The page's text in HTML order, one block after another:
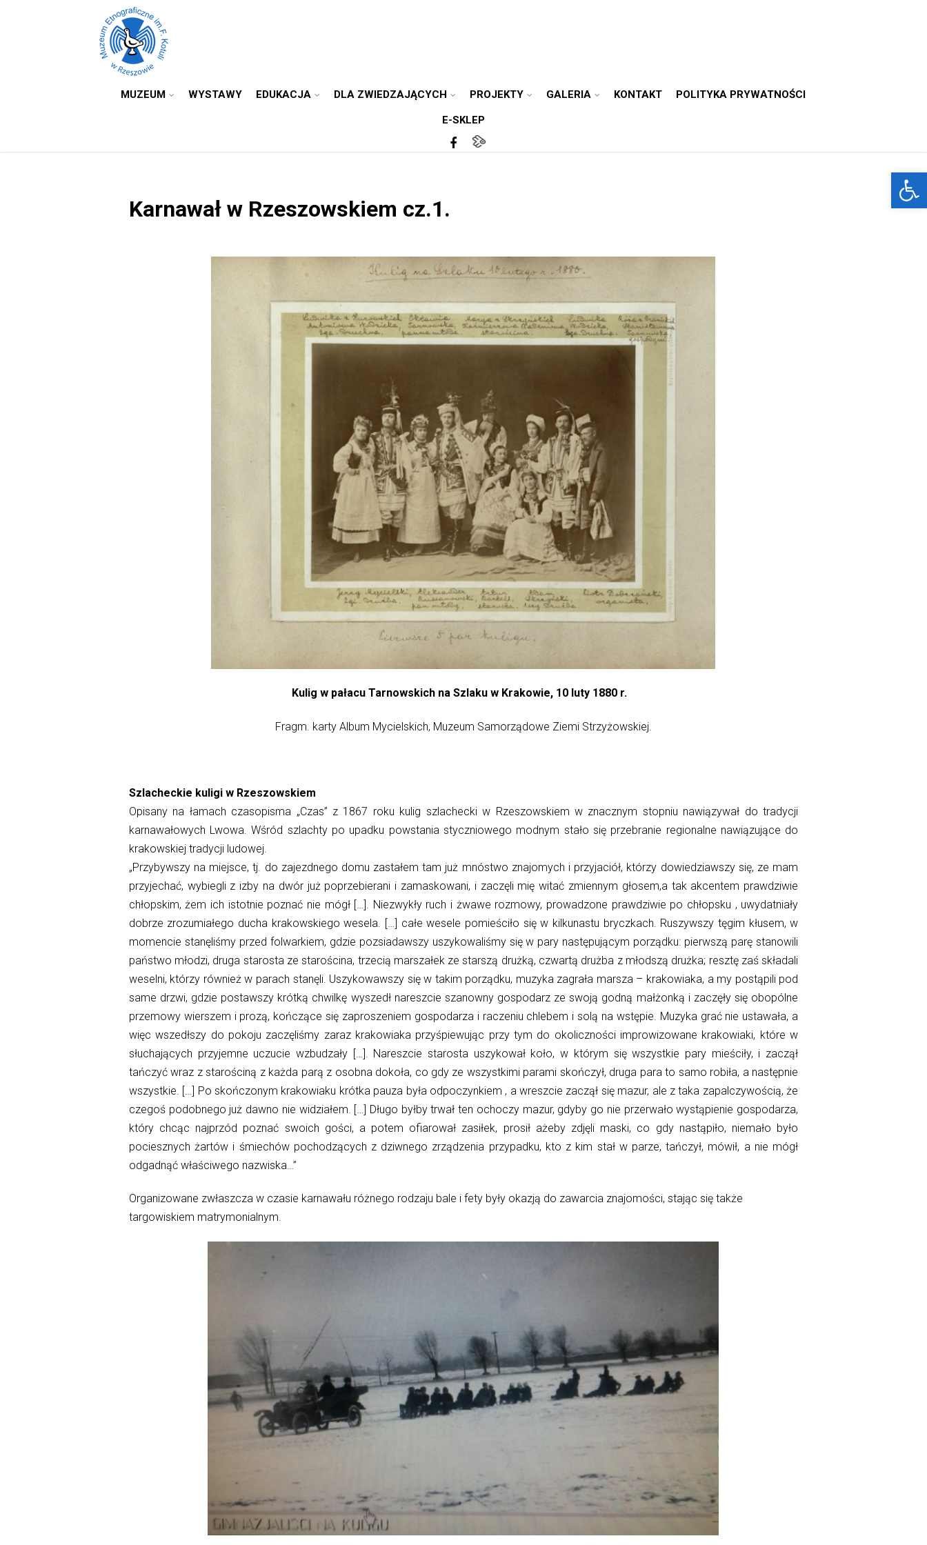
MUZEUM WYSTAWY EDUKACJA DLA ZWIEDZAJĄCYCH PROJEKTY GALERIA KONTAKT POLITYKA PRYWATNOŚCI
E-SKLEP
Karnawał w Rzeszowskiem cz.1.
Kulig w pałacu Tarnowskich na Szlaku w Krakowie, 10 luty 1880 r.
Fragm. karty Album Mycielskich, Muzeum Samorządowe Ziemi Strzyżowskiej.
Szlacheckie kuligi w Rzeszowskiem
Opisany na łamach czasopisma „Czas” z 1867 roku kulig szlachecki w Rzeszowskiem w znacznym stopniu nawiązywał do tradycji
karnawałowych Lwowa.Wśród szlachty po upadku powstania styczniowego modnym stało się przebranie regionalne nawiązujące do
krakowskiej tradycji ludowej.
„Przybywszy na miejsce, tj. do zajezdnego domu zastałem tam już mnóstwo znajomych i przyjaciół, którzy dowiedziawszy się, ze mam
przyjechać, wybiegli z izby na dwór już poprzebierani i zamaskowani, i zaczęli mię witać zmiennym głosem,a tak akcentem prawdziwie
chłopskim,żem ich istotnie poznać nie mógł […]. Niezwykły ruch i żwawe rozmowy, prowadzone prawdziwie po chłopsku , uwydatniały
dobrze zrozumiałego ducha krakowskiego wesela. […] całe wesele pomieściło się w kilkunastu bryczkach. Ruszywszy tęgim kłusem, w
momencie stanęliśmyprzed folwarkiem, gdzie pozsiadawszy uszykowaliśmysię w pary następującym porządku: pierwszą parę stanowili
państwo młodzi, druga starosta ze starościna, trzecią marszałek ze starszą drużką, czwartą drużba z młodszą drużka; resztęzaś składali
weselni, którzy również w parach stanęli. Uszykowawszy się w takim porządku, muzyka zagrała marsza – krakowiaka, a my postąpili pod
same drzwi, gdzie postawszy krótką chwilkę wyszedł nareszcie szanowny gospodarz ze swoją godną małżonką i zaczęły się obopólne
przemowy wierszem i prozą, kończące się zaproszeniem gospodarza i raczeniu chlebem i solą na wstępie. Muzyka graćnie ustawała, a
więc wszedłszy do pokoju zaczęliśmy zaraz krakowiaka przyśpiewując przy tym do okoliczności improwizowane krakowiaki, które w
słuchających przyjemne uczucie wzbudzały […]. Nareszcie starosta uszykował koło, w którym się wszystkie pary mieściły, i zaczął
tańczyć wraz z starościną z każda parą z osobna dokoła, co gdy ze wszystkimi parami skończył, druga para to samo robiła, a następnie
wszystkie. […] Po skończonym krakowiaku krótka pauza była odpoczynkiem , a wreszcie zaczął się mazur, ale z taka zapalczywością, że
czegoś podobnego już dawno nie widziałem. […] Długo byłby trwał ten ochoczy mazur, gdyby go nie przerwałowystąpienie gospodarza,
który chcąc najprzód poznać swoich gości, a potem ofiarował zasiłek, prosił ażeby zdjęli maski, co gdy nastąpiło, niemało było
pociesznych żartów i śmiechów pochodzących z dziwnego zrządzenia przypadku, kto z kim stał w parze, tańczył, mówił, a nie mógł
odgadnąć właściwego nazwiska…”
Organizowane zwłaszcza w czasie karnawału różnego rodzaju bale i fety były okazją do zawarcia znajomości, stając się także
targowiskiem matrymonialnym.